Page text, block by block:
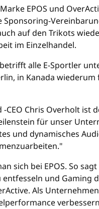
EPOS und
auf den Trikots
im Einzelhandel.
alle E-Sportler
in Kanada
-CEO Chris Overholt
für unser
und dynamisches
sich bei EPOS. So
entfesseln und
Als